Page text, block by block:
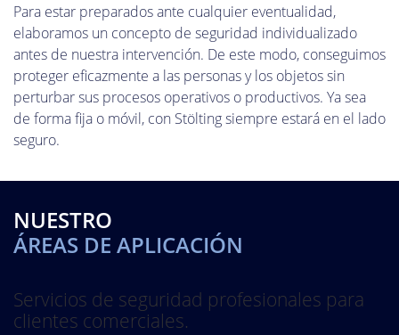
Para estar preparados ante cualquier eventualidad,
elaboramos un concepto de seguridad individualizado
antes de nuestra intervención. De este modo, conseguimos
proteger eficazmente a las personas y los objetos sin
perturbar sus procesos operativos o productivos. Ya sea
de forma fija o móvil, con Stölting siempre estará en el lado
seguro.
NUESTRO
ÁREAS DE APLICACIÓN
Servicios de seguridad profesionales para
clientes comerciales.